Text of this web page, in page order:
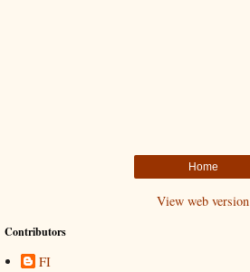
Home
View web version
Contributors
FI